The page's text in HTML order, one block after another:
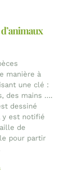
manière à
une clé :
des mains ….
dessiné
y est notifié
de
pour partir